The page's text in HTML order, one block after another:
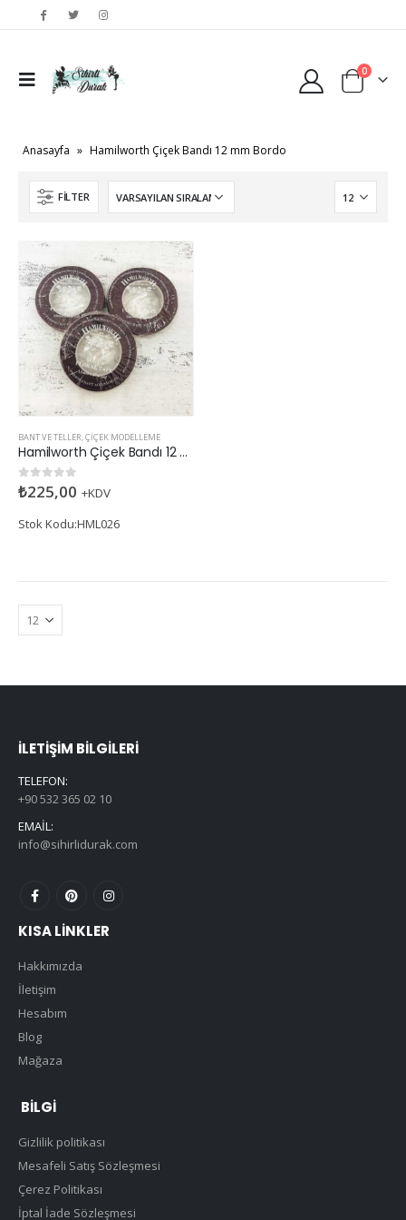
0
Anasayfa » Hamilworth Çiçek Bandı 12 mm Bordo
FILTER
BANT VE TELLER,ÇIÇEK MODELLEME
Hamilworth Çiçek Bandı 12 mm Bordo
05 üzerinden
₺225,00 +KDV
Stok Kodu:HML026
İLETIŞIM BILGILERI
TELEFON:
+90 532 365 02 10
EMAIL:
info@sihirlidurak.com
KISA LINKLER
Hakkımızda
İletişim
Hesabım
Blog
Mağaza
BILGI
Gizlilik politikası
Mesafeli Satış Sözleşmesi
Çerez Politikası
İptal İade Sözleşmesi